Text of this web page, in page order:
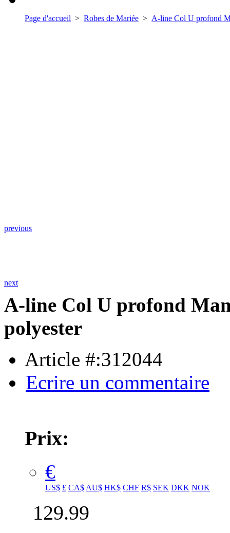
Page d'accueil > Robes de Mariée > A-line Col U profond
previous
next
A-line Col U profond
polyester
Article #:312044
Ecrire un commentaire
Prix:
€
US$ £ CA$ AU$ HK$ CHF R$ SEK DKK NOK
129.99